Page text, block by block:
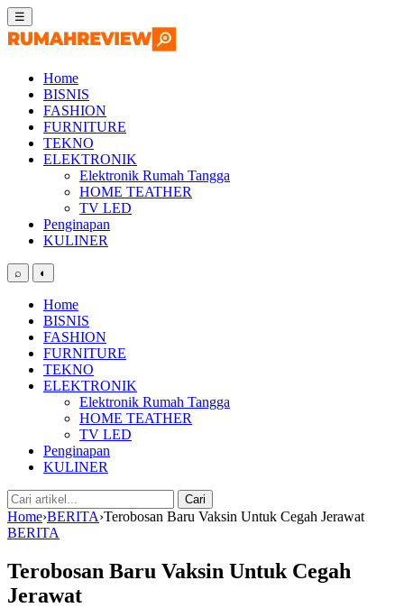
Skip
to
content
☰
Home
BISNIS
FASHION
FURNITURE
TEKNO
ELEKTRONIK
Elektronik Rumah Tangga
HOME TEATHER
TV LED
Penginapan
KULINER
⌕ ◐
Home
BISNIS
FASHION
FURNITURE
TEKNO
ELEKTRONIK
Elektronik Rumah Tangga
HOME TEATHER
TV LED
Penginapan
KULINER
Cari:
Cari
Home›BERITA›Terobosan Baru Vaksin Untuk Cegah Jerawat
BERITA
Terobosan Baru Vaksin Untuk Cegah
Jerawat